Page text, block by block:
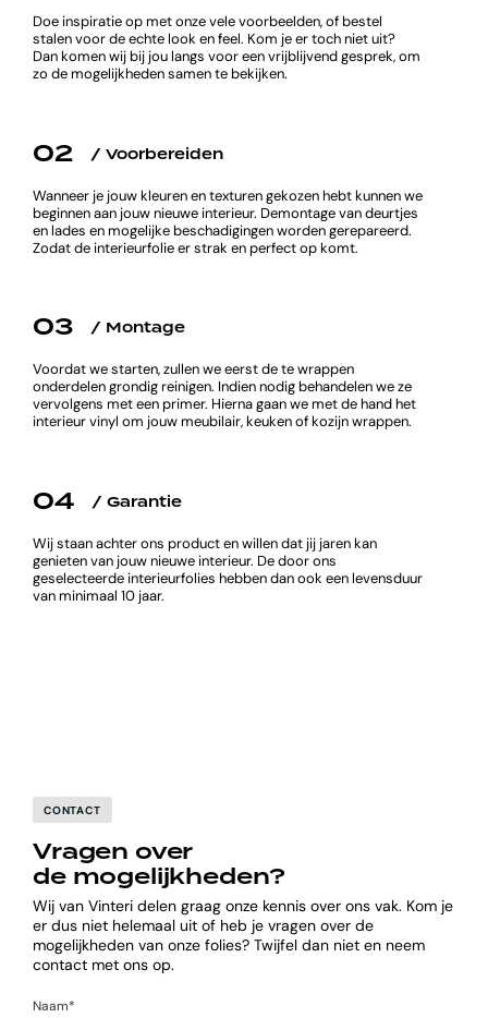
Doe inspiratie op met onze vele voorbeelden, of bestel
stalen voor de echte look en feel. Kom je er toch niet uit?
Dan komen wij bij jou langs voor een vrijblijvend gesprek, om
zo de mogelijkheden samen te bekijken.
02 / Voorbereiden
Wanneer je jouw kleuren en texturen gekozen hebt kunnen we
beginnen aan jouw nieuwe interieur. Demontage van deurtjes
en lades en mogelijke beschadigingen worden gerepareerd.
Zodat de interieurfolie er strak en perfect op komt.
03 / Montage
Voordat we starten, zullen we eerst de te wrappen
onderdelen grondig reinigen. Indien nodig behandelen we ze
vervolgens met een primer. Hierna gaan we met de hand het
interieur vinyl om jouw meubilair, keuken of kozijn wrappen.
04 / Garantie
Wij staan achter ons product en willen dat jij jaren kan
genieten van jouw nieuwe interieur. De door ons
geselecteerde interieurfolies hebben dan ook een levensduur
van minimaal 10 jaar.
CONTACT
Vragen over
de mogelijkheden?
Wij van Vinteri delen graag onze kennis over ons vak. Kom je
er dus niet helemaal uit of heb je vragen over de
mogelijkheden van onze folies? Twijfel dan niet en neem
contact met ons op.
Naam*